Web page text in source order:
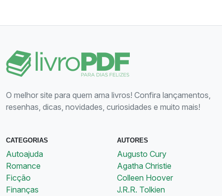
O melhor site para quem ama livros! Confira lançamentos,
resenhas, dicas, novidades, curiosidades e muito mais!
CATEGORIAS
Autoajuda
Romance
Ficção
Finanças
AUTORES
Augusto Cury
Agatha Christie
Colleen Hoover
J.R.R. Tolkien